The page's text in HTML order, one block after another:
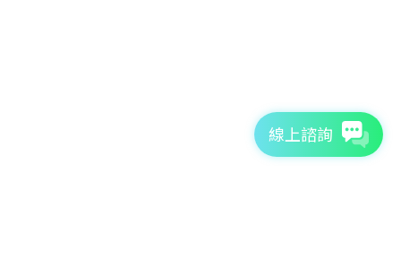
線上諮詢